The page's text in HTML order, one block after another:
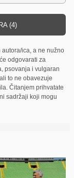
(4)
ica, a ne nužno
odgovarati za
psovanja i vulgaran
to ne obavezuje
Čitanjem prihvatate
sadržaji koji mogu